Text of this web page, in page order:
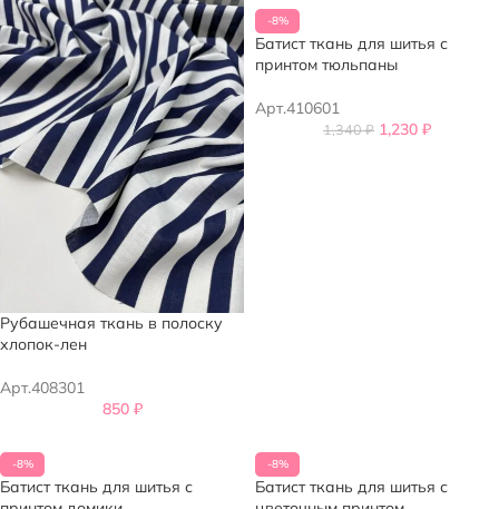
Рубашечная ткань в полоску
хлопок-лен
Арт.408301
850 ₽
-8%
Батист ткань для шитья с
принтом тюльпаны
Арт.410601
1,340₽ 1,230 ₽
-8%
Батист ткань для шитья с
-8%
Батист ткань для шитья с